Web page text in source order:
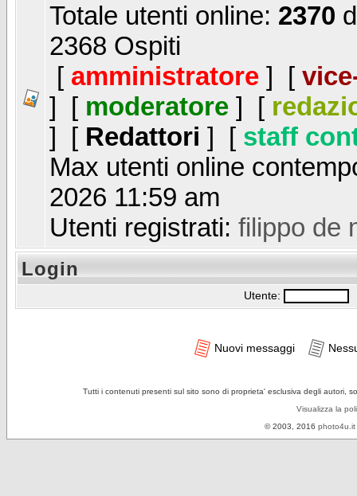
Totale utenti online: 2370
2368 Ospiti
[ amministratore ] [
] [ moderatore ] [
] [ Redattori ] [ staff
Max utenti online
2026 11:59 am
Utenti registrati: filippo de
Login
Utente:
Nuovi messaggi
Tutti i contenuti presenti sul sito sono di proprieta' esclusiva degli autori,
Visualizza la
© 2003, 2016 photo4u.it